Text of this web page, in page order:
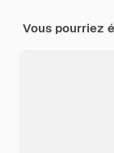
Vous pourriez